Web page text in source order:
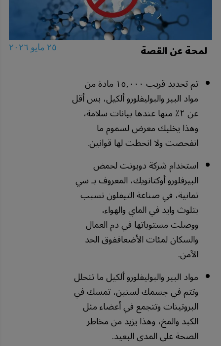
٢٥ مايو ٢٠٢٦
لمحة عن القصة
تم تحديد قريب ١٥,٠٠٠ مادة من
مواد البير والبوليفلورو ألكيل، بس أقل
عن ٢٪ منها عندها بيانات سلامة،
وهذا يخليك معرض لسموم ما
انفحصت ولا انحطت لها قوانين.
استخدام شركة دوبونت لحمض
البيرفلورو أوكتانويك، المعروف بـ سي
ثمانية، في صناعة التيفلون تسبب
بتلوث وايد في الماي والهواء،
ووصلت مستوياتها في دم العمال
والسكان لمئات الأضعاففوق الحد
الآمن.
مواد البير والبوليفلورو ألكيل ما تتحلل
وتتم في جسمك لسنين، تمسك في
البروتينات وتتجمع في أعضاء مثل
الكبد والمخ، وهذا يزيد من مخاطر
الصحة على المدى البعيد.